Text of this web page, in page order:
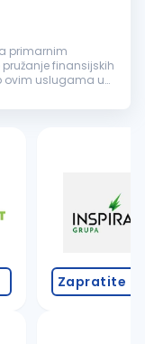
primarnim
finansijskih
ovim uslugama u
Zapratite